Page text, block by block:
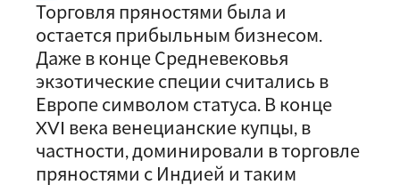
Торговля пряностями была и
остается прибыльным бизнесом.
Даже в конце Средневековья
экзотические специи считались в
Европе символом статуса. В конце
XVI века венецианские купцы, в
частности, доминировали в торговле
пряностями с Индией и таким